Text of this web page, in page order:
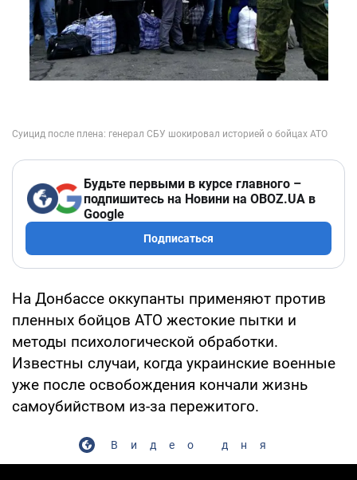
Будьте первыми в курсе главного –
подпишитесь на Новини на OBOZ.UA в
Google
Подписаться
На Донбассе оккупанты применяют против
пленных бойцов АТО жестокие пытки и
методы психологической обработки.
Известны случаи, когда украинские военные
уже после освобождения кончали жизнь
самоубийством из-за пережитого.
Видео дня